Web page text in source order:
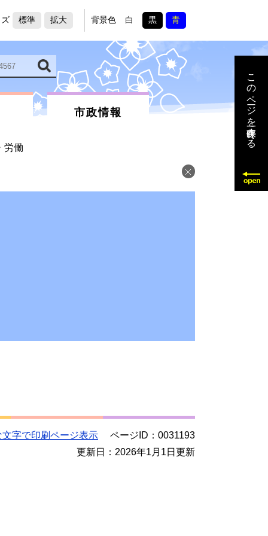
標準 拡大 背景色 白 黒 青
市政情報 このページを一時保存する
労働
文字で印刷ページ表示
ページID：0031193
更新日：2026年1月1日更新